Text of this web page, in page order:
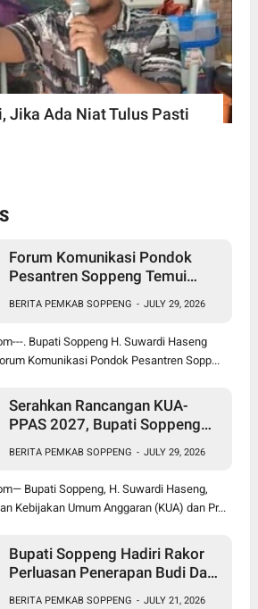
Jika Ada Niat Tulus Pasti
Forum Komunikasi Pondok
Pesantren Soppeng Temui
BERITA PEMKAB SOPPENG - JULY 29, 2026
. Bupati Soppeng H. Suwardi Haseng
Komunikasi Pondok Pesantren Sopp...
Serahkan Rancangan KUA-
PPAS 2027, Bupati Soppeng
Tengah Tekanan Fiskal
BERITA PEMKAB SOPPENG - JULY 29, 2026
Bupati Soppeng, H. Suwardi Haseng,
Kebijakan Umum Anggaran (KUA) dan Pr...
Bupati Soppeng Hadiri Rakor
Perluasan Penerapan Budi Daya
BERITA PEMKAB SOPPENG - JULY 21, 2026